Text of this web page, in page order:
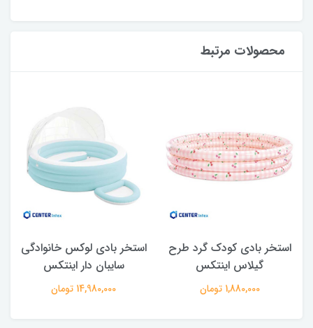
محصولات مرتبط
استخر بادی کودک گرد طرح
گیلاس اینتکس
1,880,000 تومان
استخر بادی لوکس خانوادگی
سایبان دار اینتکس
14,980,000 تومان